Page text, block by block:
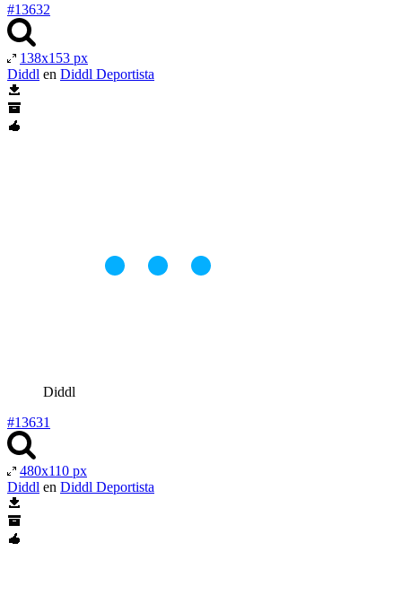
#13632
138x153 px
Diddl en Diddl Deportista
Diddl
#13631
480x110 px
Diddl en Diddl Deportista